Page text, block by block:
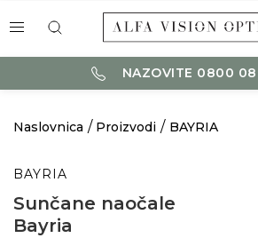
NAZOVITE 0800
Naslovnica Proizvodi BAYRIA
BAYRIA
Sunčane naočale
Bayria